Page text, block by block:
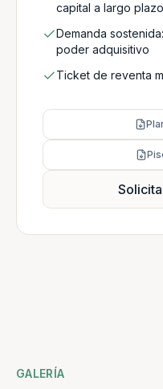
capital a largo plazo
Demanda
poder adquisitivo
Ticket de reventa
GALERÍA